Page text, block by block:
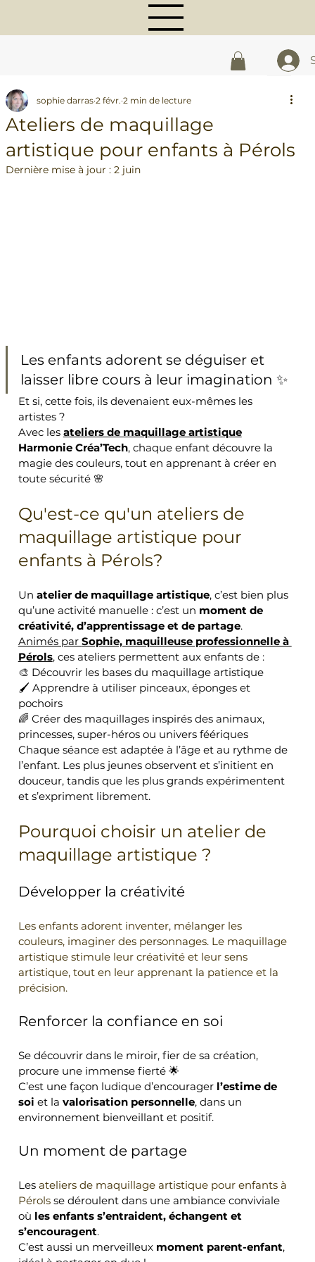
Ateliers de maquillage
artistique pour enfants à Pérols
sophie darras 2 févr. 2 min de lecture
Dernière mise à jour : 2 juin
Les enfants adorent se déguiser et
laisser libre cours à leur imagination ✨
Et si, cette fois, ils devenaient eux-mêmes les
artistes ?
Avec les ateliers de maquillage artistique
Harmonie Créa’Tech, chaque enfant découvre la
magie des couleurs, tout en apprenant à créer en
toute sécurité 🌸
Qu'est-ce qu'un ateliers de
maquillage artistique pour
enfants à Pérols?
Un atelier de maquillage artistique, c’est bien plus
qu’une activité manuelle : c’est un moment de
créativité, d’apprentissage et de partage.
Animés par Sophie, maquilleuse professionnelle à
Pérols, ces ateliers permettent aux enfants de :
🎨 Découvrir les bases du maquillage artistique
🖌️ Apprendre à utiliser pinceaux, éponges et
pochoirs
🌈 Créer des maquillages inspirés des animaux,
princesses, super-héros ou univers féériques
Chaque séance est adaptée à l’âge et au rythme de
l’enfant. Les plus jeunes observent et s’initient en
douceur, tandis que les plus grands expérimentent
et s’expriment librement.
Pourquoi choisir un atelier de
maquillage artistique ?
Développer la créativité
Les enfants adorent inventer, mélanger les
couleurs, imaginer des personnages. Le maquillage
artistique stimule leur créativité et leur sens
artistique, tout en leur apprenant la patience et la
précision.
Renforcer la confiance en soi
Se découvrir dans le miroir, fier de sa création,
procure une immense fierté 🌟
C’est une façon ludique d’encourager l’estime de
soi et la valorisation personnelle, dans un
environnement bienveillant et positif.
Un moment de partage
Les ateliers de maquillage artistique pour enfants à
Pérols se déroulent dans une ambiance conviviale
où les enfants s’entraident, échangent et
s’encouragent.
C’est aussi un merveilleux moment parent-enfant,